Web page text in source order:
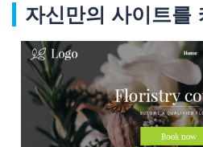
자신만의 사이트를